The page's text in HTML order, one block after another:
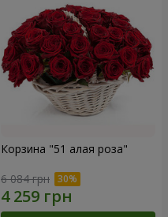
Корзина "51 алая роза"
6 084 грн